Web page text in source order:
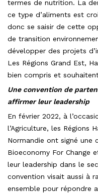
termes de nutrition. La
ce type d’aliments est
donc se saisir de cette
de transition
développer des projets
Les Régions Grand Est,
bien compris et
Une convention de
affirmer leur leadership
En février 2022, à
l’Agriculture, les Régions
Normandie ont signé une
Bioeconomy For Change
leur leadership dans le
convention visait aussi à
ensemble pour répondre